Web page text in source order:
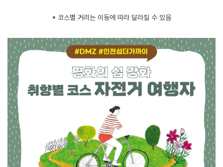
* 코스별 거리는 이동에 따라 달라질 수 있음